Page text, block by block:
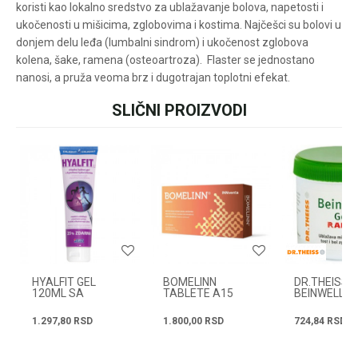
pišite nam:
customers@oazazdrav
lja.rs
ili pozovite:
+381631105804
koristi kao lokalno sredstvo za ublažavanje bolova, napetosti i
ukočenosti u mišicima, zglobovima i kostima. Najčešci su bolovi u
donjem delu leđa (lumbalni sindrom) i ukočenost zglobova
kolena, šake, ramena (osteoartroza). Flaster se jednostano
nanosi, a pruža veoma brz i dugotrajan toplotni efekat.
SLIČNI PROIZVODI
HYALFIT GEL
120ML SA
HLAĐENJA
1.297,80 RSD
BOMELINN
TABLETE A15
1.800,00 RSD
DR.THEISS
BEINWELL
724,84 RSD